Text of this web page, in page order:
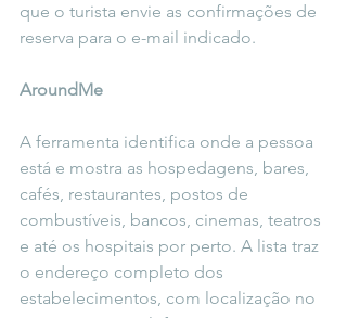
que o turista envie as confirmações de
reserva para o e-mail indicado.
AroundMe
A ferramenta identifica onde a pessoa
está e mostra as hospedagens, bares,
cafés, restaurantes, postos de
combustíveis, bancos, cinemas, teatros
e até os hospitais por perto. A lista traz
o endereço completo dos
estabelecimentos, com localização no